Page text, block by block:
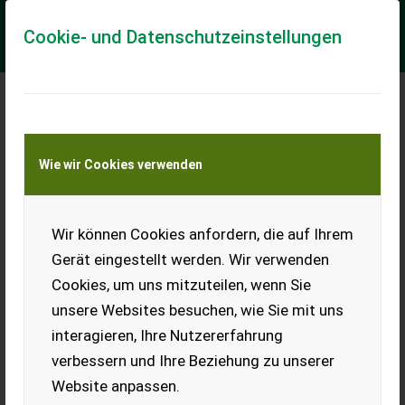
Cookie- und Datenschutzeinstellungen
Wie wir Cookies verwenden
Wir können Cookies anfordern, die auf Ihrem
Gerät eingestellt werden. Wir verwenden
Cookies, um uns mitzuteilen, wenn Sie
unsere Websites besuchen, wie Sie mit uns
interagieren, Ihre Nutzererfahrung
verbessern und Ihre Beziehung zu unserer
Website anpassen.
Meine Transportkostenanfrage
Transport von Land- und Baumaschinen –
KEINE Tiertransporte
Husqvarna S500 Pro Vertikutierer
Leistungsstarker Vertikutierer
für anspruchsvolle Einsätze – mit kraftvollem 212 cm³ Motor
und frei schwingenden Messe...
EUR 1.300 inkl. 20 % MwSt.